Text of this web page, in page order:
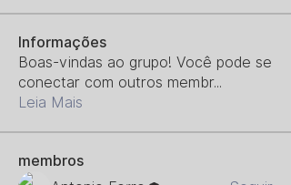
Informações
Boas-vindas ao grupo! Você pode se
conectar com outros membr...
Leia Mais
membros